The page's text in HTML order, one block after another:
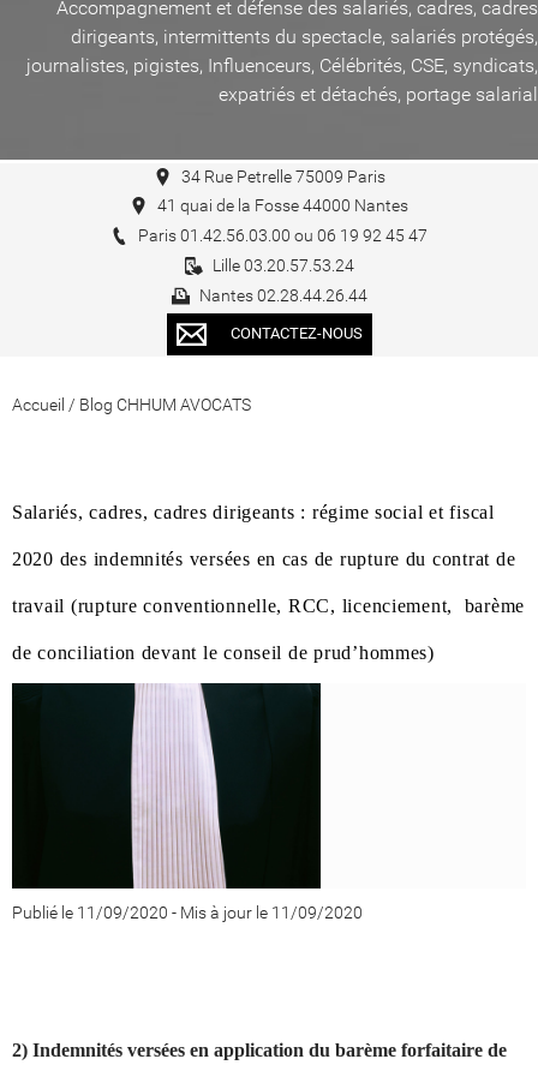
Accompagnement et défense des salariés, cadres, cadres
dirigeants, intermittents du spectacle, salariés protégés,
journalistes, pigistes, Influenceurs, Célébrités, CSE, syndicats,
expatriés et détachés, portage salarial
34 Rue Petrelle 75009 Paris
41 quai de la Fosse 44000 Nantes
Paris 01.42.56.03.00 ou 06 19 92 45 47
Lille 03.20.57.53.24
Nantes 02.28.44.26.44
CONTACTEZ-NOUS
Accueil / Blog CHHUM AVOCATS
Salariés, cadres, cadres dirigeants : régime social et fiscal
2020 des indemnités versées en cas de rupture du contrat de
travail (rupture conventionnelle, RCC, licenciement, barème
de conciliation devant le conseil de prud’hommes)
Publié le 11/09/2020 - Mis à jour le 11/09/2020
2) Indemnités versées en application du barème forfaitaire de